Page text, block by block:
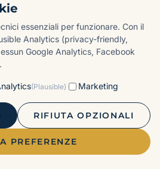
essenziali per funzionare. Con il
Analytics (privacy-friendly,
Google Analytics, Facebook
(Plausible) Marketing
RIFIUTA OPZIONALI
PREFERENZE